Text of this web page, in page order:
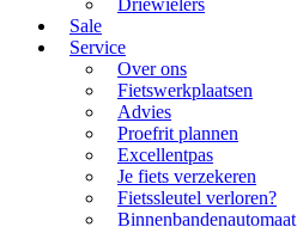
Driewielers
Sale
Service
Over ons
Fietswerkplaatsen
Advies
Proefrit plannen
Excellentpas
Je fiets verzekeren
Fietssleutel verloren?
Binnenbandenautomaat